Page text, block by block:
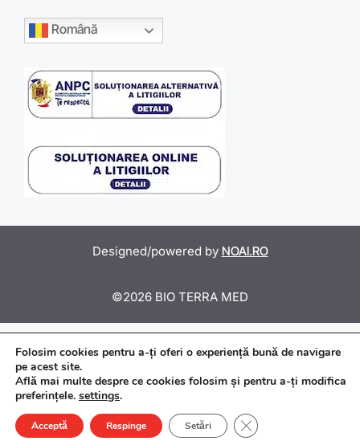
Română
Designed/powered by NOAI.RO
©2026 BIO TERRA MED
Folosim cookies pentru a-ți oferi o experiență bună de navigare
pe acest site.
Află mai multe despre ce cookies folosim și pentru a-ți modifica
preferințele. settings.
Acceptă Respinge Setări Close GDPR Cookie